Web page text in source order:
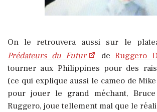
On le retrouvera aussi sur le
Prédateurs du Futur
de Ruggero
tourner aux Philippines pour des
(ce qui explique aussi le cameo de
pour jouer le grand méchant,
Ruggero, joue tellement mal que le